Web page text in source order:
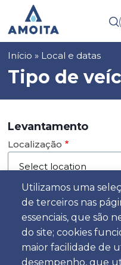
conteúdo
principal
Utilizamos uma
de terceiros nas
essenciais, que são
do site; cookies
maior facilidade de
desempenho, que
Navegação
estrutural
Início Local e datas
Tipo de
Levantamento
Localização
Dia
Data